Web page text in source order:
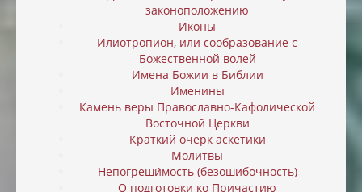
законоположению
Иконы
Илиотропион, или cообразование с
Божественной волей
Имена Божии в Библии
Именины
Камень веры Православно-Кафолической
Восточной Церкви
Краткий очерк аскетики
Молитвы
Непогреши́мость (безошибочность)
О подготовки ко Причастию